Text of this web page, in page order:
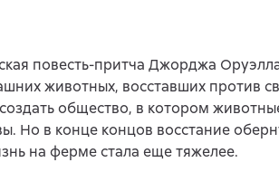
повесть-притча Джорджа
животных, восставших против
общество, в котором
Но в конце концов восстание
на ферме стала еще тяжелее.